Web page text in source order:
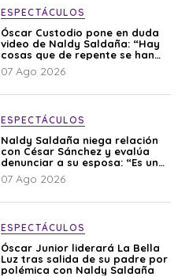
ESPECTÁCULOS
Óscar Custodio pone en duda
video de Naldy Saldaña: “Hay
cosas que de repente se han
editado”
07 Ago 2026
ESPECTÁCULOS
Naldy Saldaña niega relación
con César Sánchez y evalúa
denunciar a su esposa: “Es una
difamación”
07 Ago 2026
ESPECTÁCULOS
Óscar Junior liderará La Bella
Luz tras salida de su padre por
polémica con Naldy Saldaña